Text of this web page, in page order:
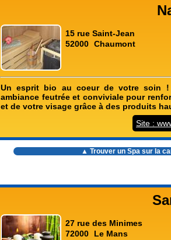
15 rue Saint-Jean
52000 Chaumont
Un esprit bio au coeur de votre soin
ambiance feutrée et conviviale pour
et de votre visage grâce à des produits
Site :
▲ Trouver un Spa sur la
27 rue des Minimes
72000
Le Mans